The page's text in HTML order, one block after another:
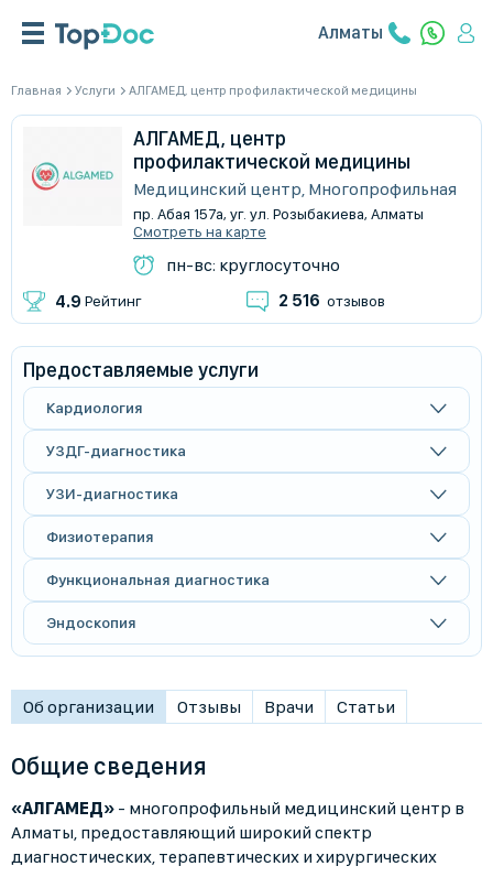
Алматы
Главная Услуги АЛГАМЕД, центр профилактической медицины
АЛГАМЕД, центр
профилактической медицины
Медицинский центр, Многопрофильная
пр. Абая 157а, уг. ул. Розыбакиева, Алматы
Смотреть на карте
пн-вс: круглосуточно
4.9 Рейтинг 2 516 отзывов
Предоставляемые услуги
Кардиология
УЗДГ-диагностика
УЗИ-диагностика
Физиотерапия
Функциональная диагностика
Эндоскопия
Об организации Отзывы Врачи Статьи
Общие сведения
«АЛГАМЕД» - многопрофильный медицинский центр в
Алматы, предоставляющий широкий спектр
диагностических, терапевтических и хирургических